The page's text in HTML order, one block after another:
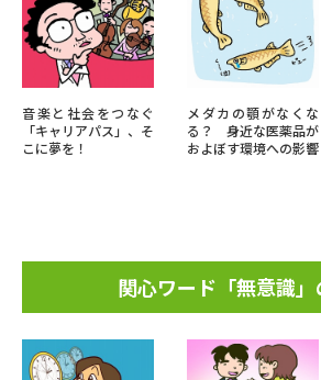
音楽と社会をつなぐ
「キャリアパス」、そ
こに夢を！
メダカの顎がなくな
る？ 身近な医薬品が
およぼす環境への影響
関心ワード「無意識